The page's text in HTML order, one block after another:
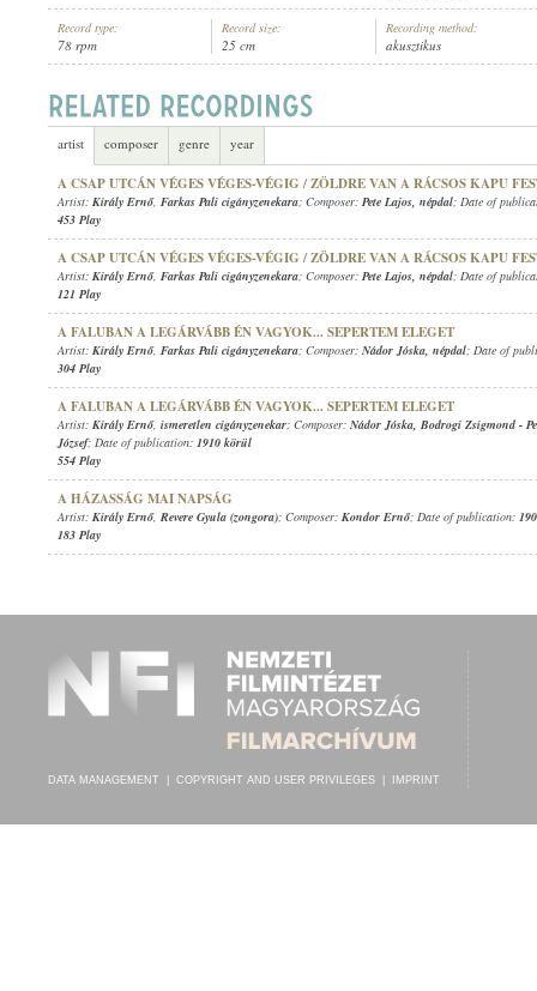
ARTIST: ISMERETLEN CIGÁNYZENEKAR
Record type:
78 rpm
Record size:
25 cm
Recording method:
akusztikus
artist composer genre year
A CSAP UTCÁN VÉGES VÉGES-VÉGIG / ZÖLDRE VAN A RÁCSOS KAPU
Artist: Király Ernő, Farkas Pali cigányzenekara; Composer: Pete Lajos, népdal; Date of
453 Play
A CSAP UTCÁN VÉGES VÉGES-VÉGIG / ZÖLDRE VAN A RÁCSOS KAPU
Artist: Király Ernő, Farkas Pali cigányzenekara; Composer: Pete Lajos, népdal; Date of
121 Play
A FALUBAN A LEGÁRVÁBB ÉN VAGYOK... SEPERTEM ELEGET
Artist: Király Ernő, Farkas Pali cigányzenekara; Composer: Nádor Jóska, népdal; Date of
304 Play
A FALUBAN A LEGÁRVÁBB ÉN VAGYOK... SEPERTEM ELEGET
Artist: Király Ernő, ismeretlen cigányzenekar; Composer: Nádor Jóska, Bodrogi Zsigmond -
József; Date of publication: 1910 körül
554 Play
A HÁZASSÁG MAI NAPSÁG
Artist: Király Ernő, Revere Gyula (zongora); Composer: Kondor Ernő; Date of publication:
183 Play
DATA MANAGEMENT COPYRIGHT AND USER PRIVILEGES IMPRINT